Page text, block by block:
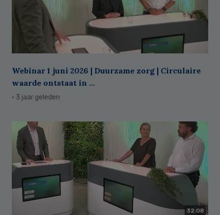
Webinar 1 juni 2026 | Duurzame zorg | Circulaire
waarde ontstaat in ...
· 3 jaar geleden
32:08